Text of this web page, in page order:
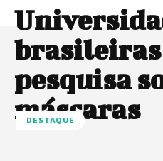
pesquisa
máscaras
DESTAQUE